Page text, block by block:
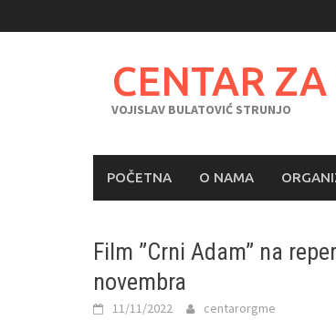
to
CENTAR
VOJISLAV BULATOVIĆ STRUNJO
POČETNA O NAMA
Film ”Crni Adam” na
novembra
11/11/2022 centarorgme